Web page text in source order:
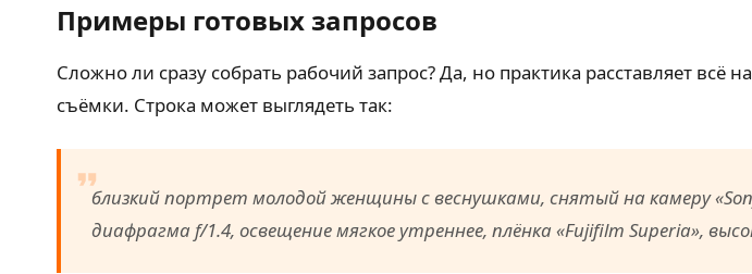
Примеры готовых запросов
Сложно ли сразу собрать рабочий запрос? Да, но практика расставляет
съёмки. Строка может выглядеть так:
близкий портрет молодой женщины с веснушками, снятый на камеру
диафрагма f/1.4, освещение мягкое утреннее, плёнка «Fujifilm Superia»,